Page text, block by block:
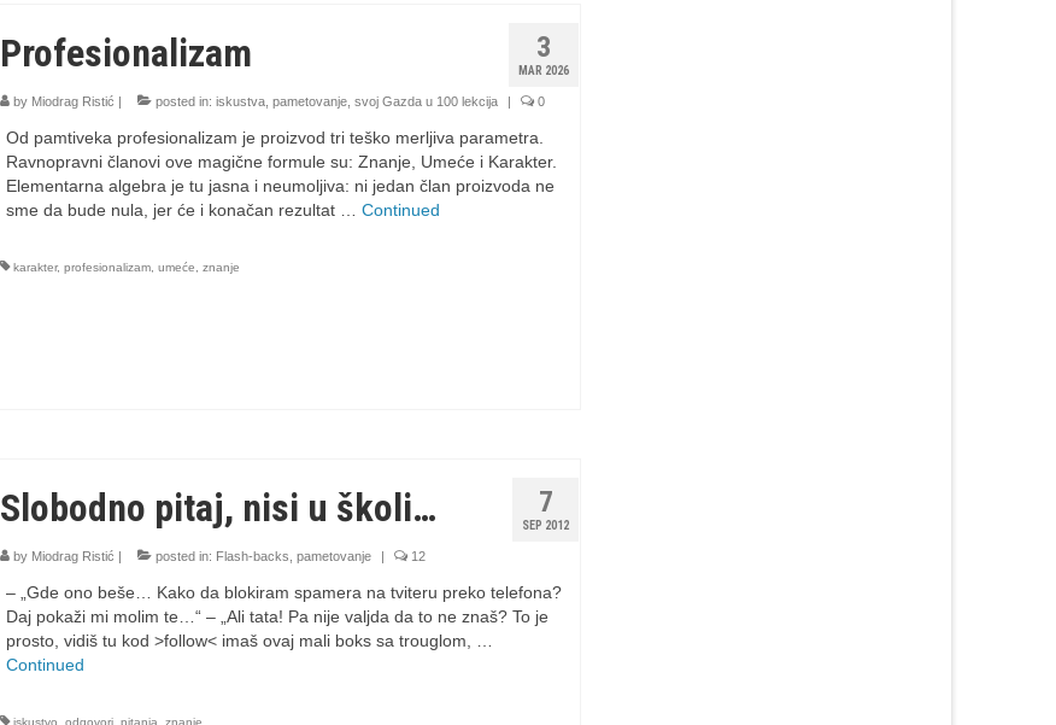
3
MAR 2026
Profesionalizam
by Miodrag Ristić | posted in: iskustva, pametovanje, svoj Gazda u 100 lekcija | 0
Od pamtiveka profesionalizam je proizvod tri teško merljiva parametra.
Ravnopravni članovi ove magične formule su: Znanje, Umeće i Karakter.
Elementarna algebra je tu jasna i neumoljiva: ni jedan član proizvoda ne
sme da bude nula, jer će i konačan rezultat … Continued
karakter, profesionalizam, umeće znanje
7
SEP 2012
Slobodno pitaj, nisi u školi…
by Miodrag Ristić | posted in: Flash-backs pametovanje | 12
– „Gde ono beše… Kako da blokiram spamera na tviteru preko telefona?
Daj pokaži mi molim te…“ – „Ali tata! Pa nije valjda da to ne znaš? To je
prosto, vidiš tu kod >follow< imaš ovaj mali boks sa trouglom, …
Continued
iskustvo odgovori, pitanja znanje